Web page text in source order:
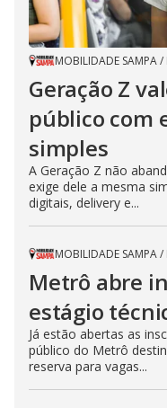
MOBILIDADE SAMPA/
Geração Z
público com
simples
A Geração Z não
exige dele a mesma
digitais, delivery e...
MOBILIDADE SAMPA/
Metrô abre
estágio
Já estão abertas as
público do Metrô
reserva para vagas...